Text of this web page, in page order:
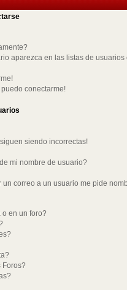
aparezca en las listas de usuarios
conectarme!
siendo incorrectas!
mi nombre de usuario?
correo a un usuario me pide
en un foro?